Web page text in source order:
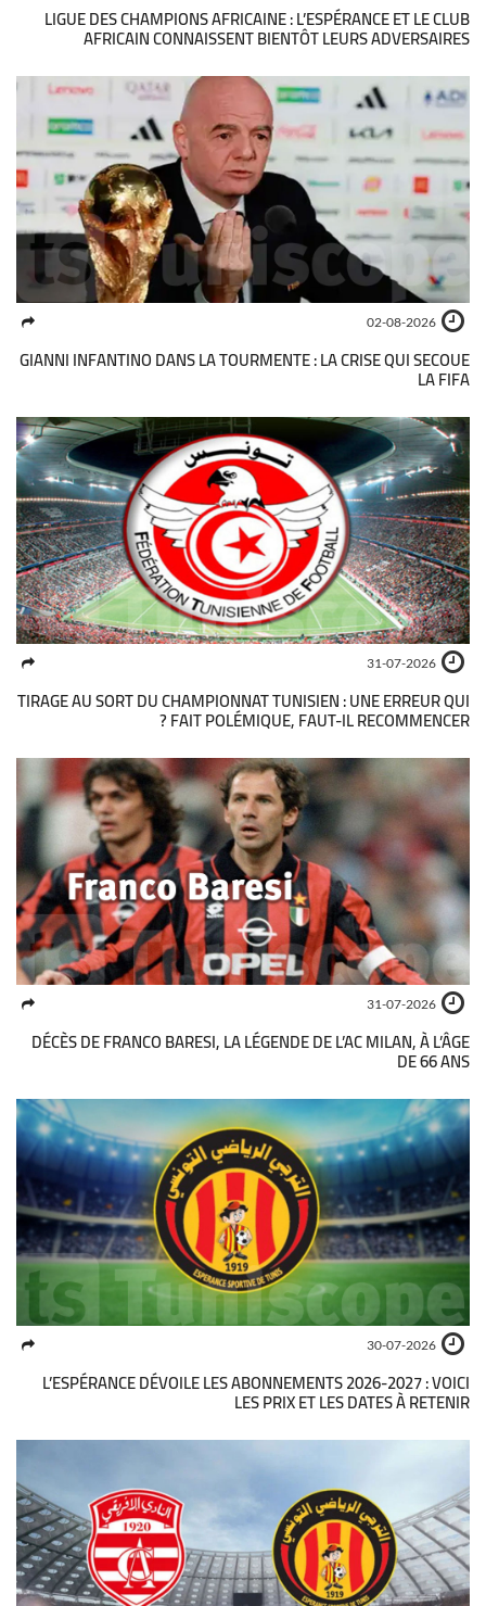
LIGUE DES CHAMPIONS AFRICAINE : L’ESPÉRANCE ET LE CLUB
AFRICAIN CONNAISSENT BIENTÔT LEURS ADVERSAIRES
02-08-2026
GIANNI INFANTINO DANS LA TOURMENTE : LA CRISE QUI SECOUE
LA FIFA
31-07-2026
TIRAGE AU SORT DU CHAMPIONNAT TUNISIEN : UNE ERREUR QUI
FAIT POLÉMIQUE, FAUT-IL RECOMMENCER ?
31-07-2026
DÉCÈS DE FRANCO BARESI, LA LÉGENDE DE L’AC MILAN, À L’ÂGE
DE 66 ANS
30-07-2026
L’ESPÉRANCE DÉVOILE LES ABONNEMENTS 2026-2027 : VOICI
LES PRIX ET LES DATES À RETENIR